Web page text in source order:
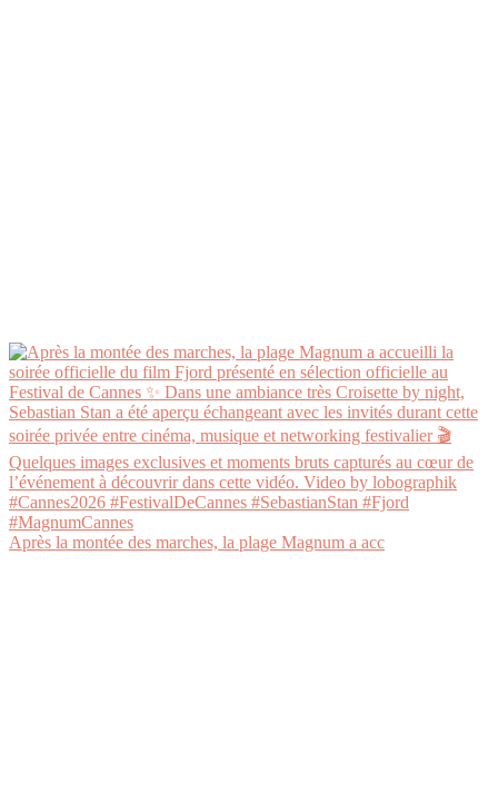
Après la montée des marches, la plage Magnum a acc